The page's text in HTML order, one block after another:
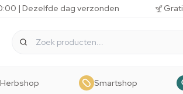
| Dezelfde dag verzonden
Herbshop Smartshop